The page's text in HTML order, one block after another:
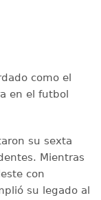
como el
en el futbol
su sexta
Mientras
con
su legado al